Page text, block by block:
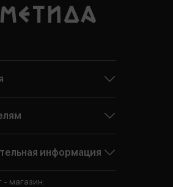
информация
- магазин: